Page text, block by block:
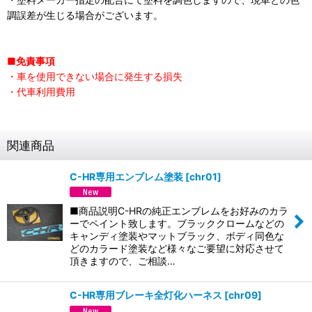
調誤差が生じる場合がございます。
■免責事項
・車を使用できない場合に発生する損失
・代車利用費用
関連商品
C-HR専用エンブレム塗装 [chr01]
■商品説明C-HRの純正エンブレムをお好みのカラ
ーでペイント致します。ブラッククロームなどの
キャンディ塗装やマットブラック、ボディ同色な
どのカラード塗装など様々なご要望に対応させて
頂きますので、ご相談…
C-HR専用ブレーキ全灯化ハーネス [chr09]